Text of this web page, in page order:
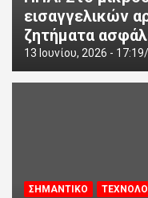
εισαγγελικών
ζητήματα
13 Ιουνίου, 2026 - 17:19
ΣΗΜΑΝΤΙΚΟ